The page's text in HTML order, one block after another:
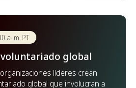
a. m. PT
global
líderes crean
global que involucran a